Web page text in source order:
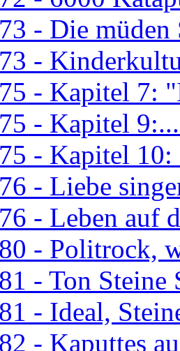
- Die müden
-
- Kapitel 7:
- Kapitel
- Kapitel
- Liebe
- Leben auf
- Politrock,
- Ton Steine
- Ideal,
- Kaputtes